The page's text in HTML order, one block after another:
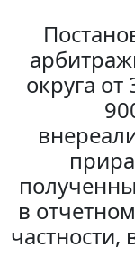
округа от
в